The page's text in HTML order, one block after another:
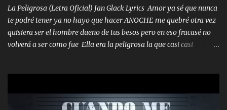
La Peligrosa (Letra Oficial) Jan Glack Lyrics Amor ya sé que nunca
te podré tener ya no hayo que hacer ANOCHE me quebré otra vez
quisiera ser el hombre dueño de tus besos pero en eso fracasé no
volverá a ser como fue Ella era la peligrosa la que casi casi
Música Amar me duele estoy rodeado de mujeres pero solo
quieren billetes y yo que solo ocupo verte Recuerdo echábamos